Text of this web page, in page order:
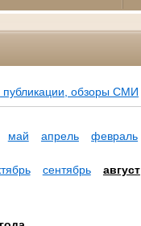
публикации, обзоры СМИ
май апрель февраль
сентябрь август